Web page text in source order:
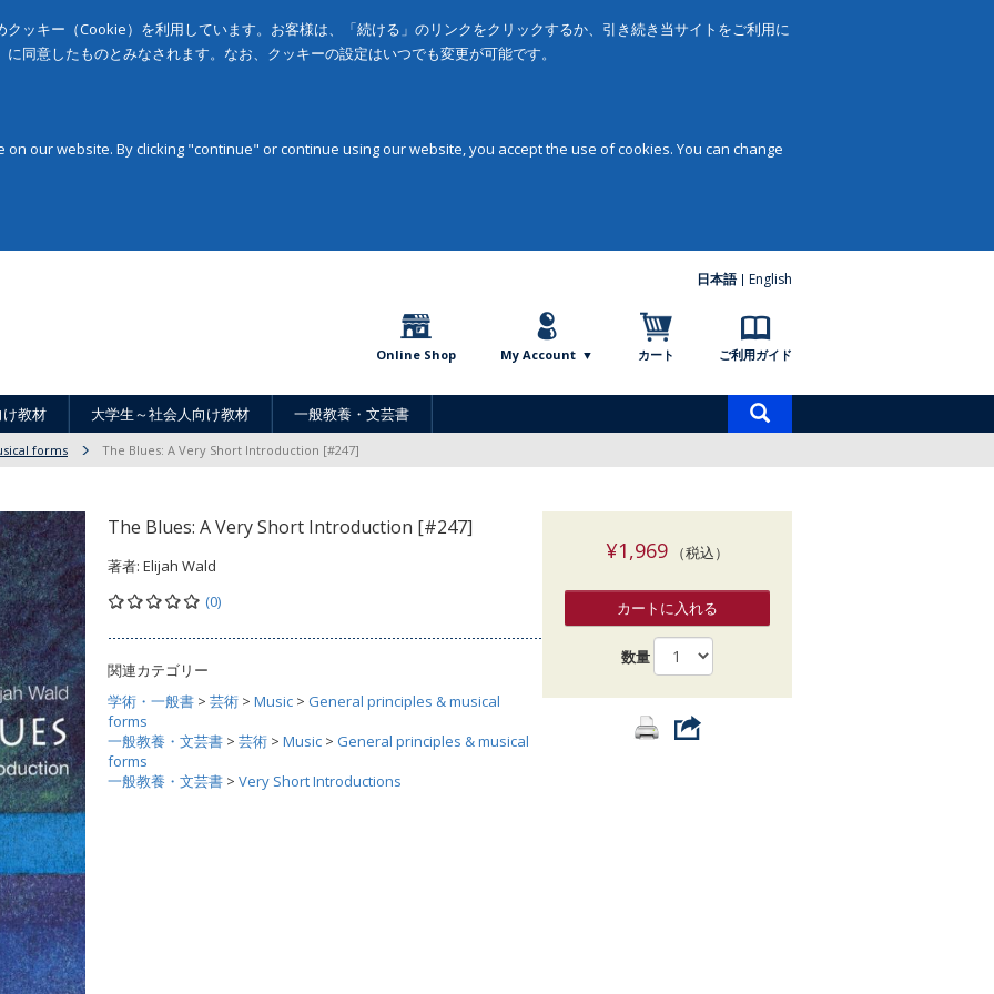
ッキー（Cookie）を利用しています。お客様は、「続ける」のリンクをクリックするか、引き続き当サイトをご利用に
同意したものとみなされます。なお、クッキーの設定はいつでも変更が可能です。
our website. By clicking "continue" or continue using our website, you accept the use of cookies. You can change
日本語 English
Online Shop My Account カート ご利用ガイド
教材 大学生～社会人向け教材 一般教養・文芸書
索
forms The Blues: A Very Short Introduction [#247]
The Blues: A Very Short Introduction [#247]
著者: Elijah Wald
(0)
関連カテゴリー
学術・一般書 > 芸術 > Music > General principles & musical
forms
一般教養・文芸書 > 芸術 > Music > General principles & musical
forms
一般教養・文芸書 > Very Short Introductions
¥1,969（税込）
カートに入れる
数量